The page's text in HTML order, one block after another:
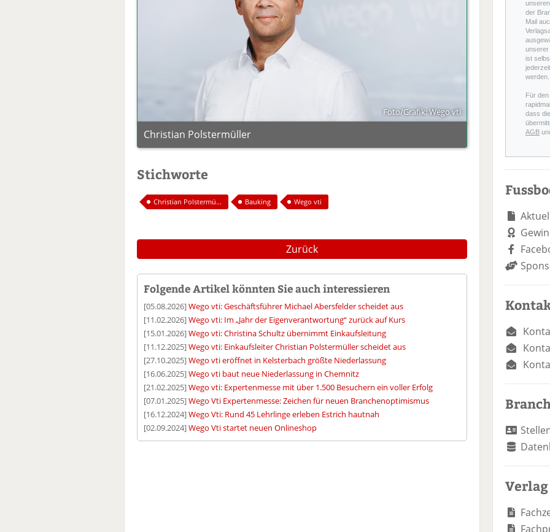
Foto/Grafik: Wego vti
Christian Polstermüller
Stichworte
Christian Polstermü... Bauking Wego vti
Zurück
Folgende Artikel könnten Sie auch interessieren
[05.08.2026]Wego vti: Geschäftsführer Michael Abersfelder scheidet aus
[11.02.2026]Wego vti: Im „Jahr der Eigenverantwortung“ zurück auf Kurs
[15.01.2026]Wego vti: Christina Schultz übernimmt Einkaufsleitung
[11.12.2025]Wego vti: Einkaufsleiter Christian Polstermüller scheidet aus
[27.10.2025]Wego vti eröffnet in Kelsterbach größte Niederlassung
[16.06.2025]Wego vti baut neue Niederlassung in Chemnitz
[21.02.2025]Wego vti: Expertenmesse mit über 1.500 Besuchern ein voller Erfolg
[07.01.2025]Wego Vti Expertenmesse: Zeichen für neuen Branchenoptimismus
[16.12.2024]Wego Vti: Rund 45 Lehrlinge erleben Estrich hautnah
[02.09.2024]Wego Vti startet neuen Onlineshop
der
Mail
unserer
ist
werden.
Für
dass
AGB
Verlag